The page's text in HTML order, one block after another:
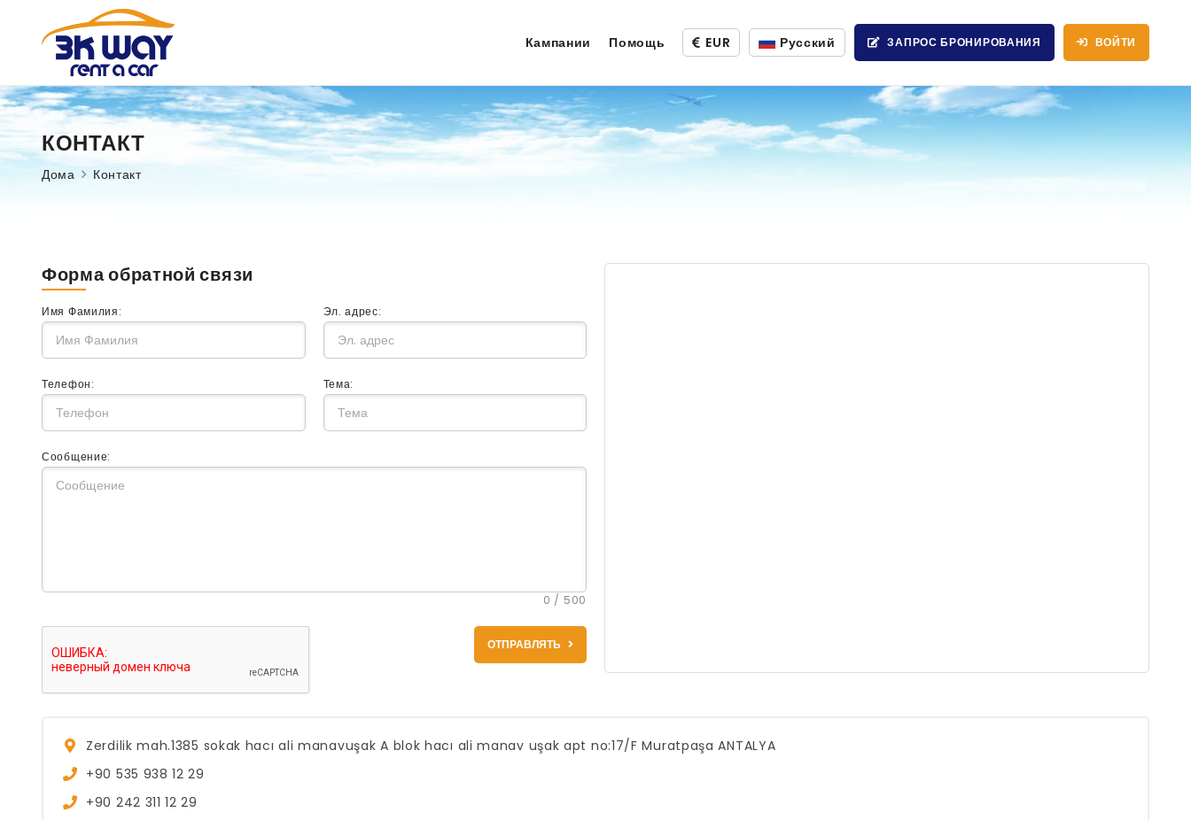
Кампании Помощь EUR Русский ЗАПРОС БРОНИРОВАНИЯ ВОЙТИ
КОНТАКТ
Дома Контакт
Форма обратной связи
Имя Фамилия: Эл. адрес:
Телефон: Тема:
Сообщение:
0 / 500
ОТПРАВЛЯТЬ
Zerdilik mah.1385 sokak hacı ali manavuşak A blok hacı ali manav uşak apt no:17/F Muratpaşa ANTALYA
+90 535 938 12 29
+90 242 311 12 29